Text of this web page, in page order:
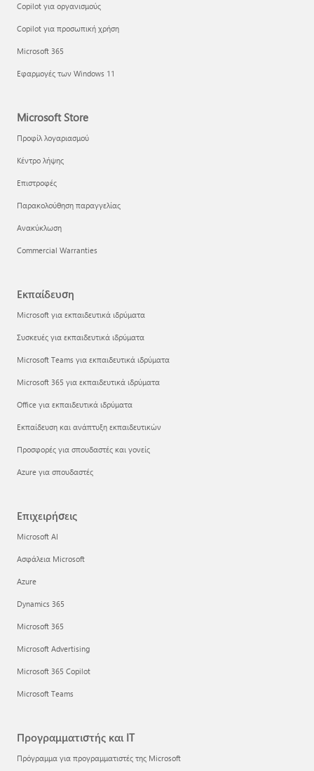
Copilot για οργανισμούς
Copilot για προσωπική χρήση
Microsoft 365
Εφαρμογές των Windows 11
Microsoft Store
Προφίλ λογαριασμού
Κέντρο λήψης
Επιστροφές
Παρακολούθηση παραγγελίας
Ανακύκλωση
Commercial Warranties
Εκπαίδευση
Microsoft για εκπαιδευτικά ιδρύματα
Συσκευές για εκπαιδευτικά ιδρύματα
Microsoft Teams για εκπαιδευτικά ιδρύματα
Microsoft 365 για εκπαιδευτικά ιδρύματα
Office για εκπαιδευτικά ιδρύματα
Εκπαίδευση και ανάπτυξη εκπαιδευτικών
Προσφορές για σπουδαστές και γονείς
Azure για σπουδαστές
Επιχειρήσεις
Microsoft AI
Ασφάλεια Microsoft
Azure
Dynamics 365
Microsoft 365
Microsoft Advertising
Microsoft 365 Copilot
Microsoft Teams
Προγραμματιστής και IT
Πρόγραμμα για προγραμματιστές της Microsoft